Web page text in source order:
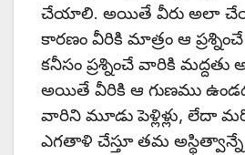
చేయాలి. అయితే వీరు అలా
కారణం వీరికి మాత్రం ఆ ప్రశ్నించే
కనీసం ప్రశ్నించే వారికి
అయితే వీరికి ఆ గుణము
వారిని మూడు పెళ్లిళ్లు, లేదా
ఎగతాళి చేస్తూ తమ అస్థిత్వాన్నే